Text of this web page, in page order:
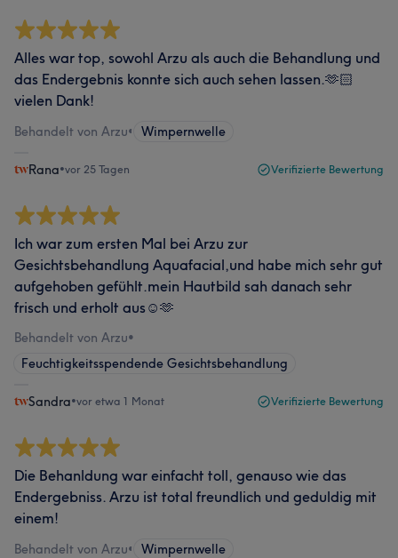
Alles war top, sowohl Arzu als auch die Behandlung und
das Endergebnis konnte sich auch sehen lassen.🫶🏻
vielen Dank!
Behandelt von Arzu• Wimpernwelle
Rana•vor 25 Tagen Verifizierte Bewertung
Ich war zum ersten Mal bei Arzu zur
Gesichtsbehandlung Aquafacial,und habe mich sehr gut
aufgehoben gefühlt.mein Hautbild sah danach sehr
frisch und erholt aus☺️🫶
Behandelt von Arzu•
Feuchtigkeitsspendende Gesichtsbehandlung
Sandra•vor etwa 1 Monat Verifizierte Bewertung
Die Behanldung war einfacht toll, genauso wie das
Endergebniss. Arzu ist total freundlich und geduldig mit
einem!
Behandelt von Arzu• Wimpernwelle